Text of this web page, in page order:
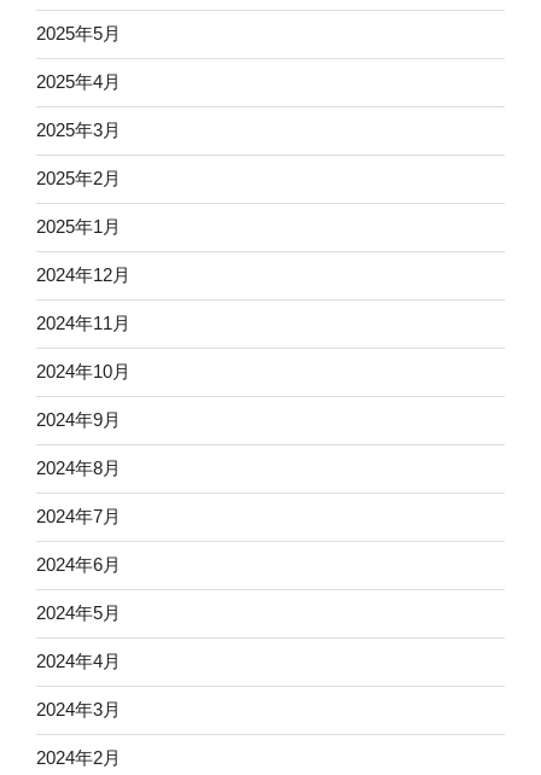
2025年5月
2025年4月
2025年3月
2025年2月
2025年1月
2024年12月
2024年11月
2024年10月
2024年9月
2024年8月
2024年7月
2024年6月
2024年5月
2024年4月
2024年3月
2024年2月